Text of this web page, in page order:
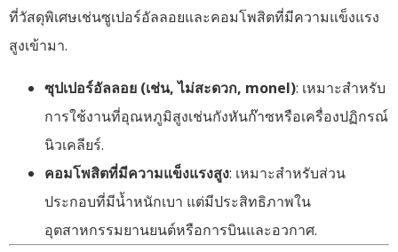
ที่วัสดุพิเศษเช่นซูเปอร์อัลลอยและคอมโพสิตที่มีความแข็งแรง
สูงเข้ามา.
ซุปเปอร์อัลลอย (เช่น, ไม่สะดวก, monel): เหมาะสำหรับ
การใช้งานที่อุณหภูมิสูงเช่นกังหันก๊าซหรือเครื่องปฏิกรณ์
นิวเคลียร์.
คอมโพสิตที่มีความแข็งแรงสูง: เหมาะสำหรับส่วน
ประกอบที่มีน้ำหนักเบา แต่มีประสิทธิภาพใน
อุตสาหกรรมยานยนต์หรือการบินและอวกาศ.